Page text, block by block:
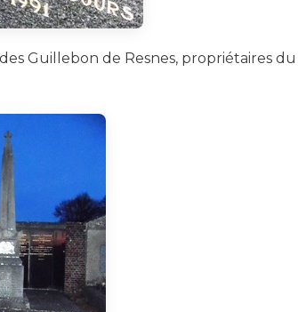
Guillebon de Resnes, propriétaires du